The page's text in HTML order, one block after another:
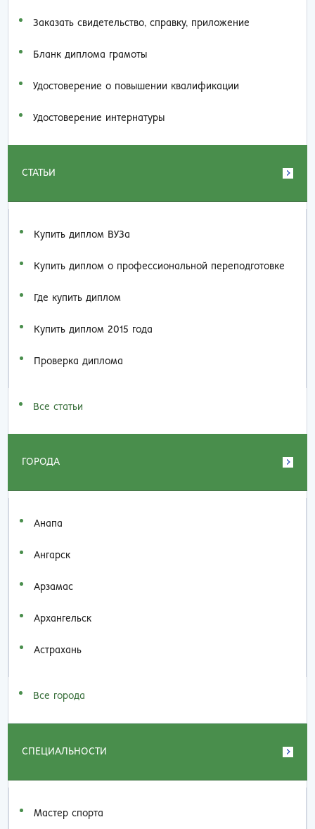
Заказать cвидетельство, справку, приложение
Бланк диплома грамоты
Удостоверение о повышении квалификации
Удостоверение интернатуры
СТАТЬИ
Купить диплом ВУЗа
Купить диплом о профессиональной переподготовке
Где купить диплом
Купить диплом 2015 года
Проверка диплома
Все статьи
ГОРОДА
Анапа
Ангарск
Арзамас
Архангельск
Астрахань
Все города
СПЕЦИАЛЬНОСТИ
Мастер спорта